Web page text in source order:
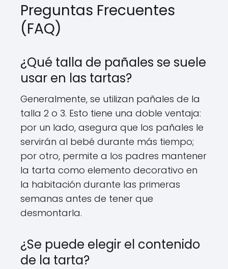
Preguntas Frecuentes
(FAQ)
¿Qué talla de pañales se suele
usar en las tartas?
Generalmente, se utilizan pañales de la
talla 2 o 3. Esto tiene una doble ventaja:
por un lado, asegura que los pañales le
servirán al bebé durante más tiempo;
por otro, permite a los padres mantener
la tarta como elemento decorativo en
la habitación durante las primeras
semanas antes de tener que
desmontarla.
¿Se puede elegir el contenido
de la tarta?